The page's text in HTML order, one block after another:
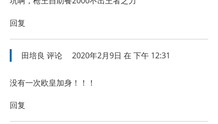
回复
田培良 评论 2020年2月9日 在 下午 12:31
没有一次欧皇加身！！！
回复